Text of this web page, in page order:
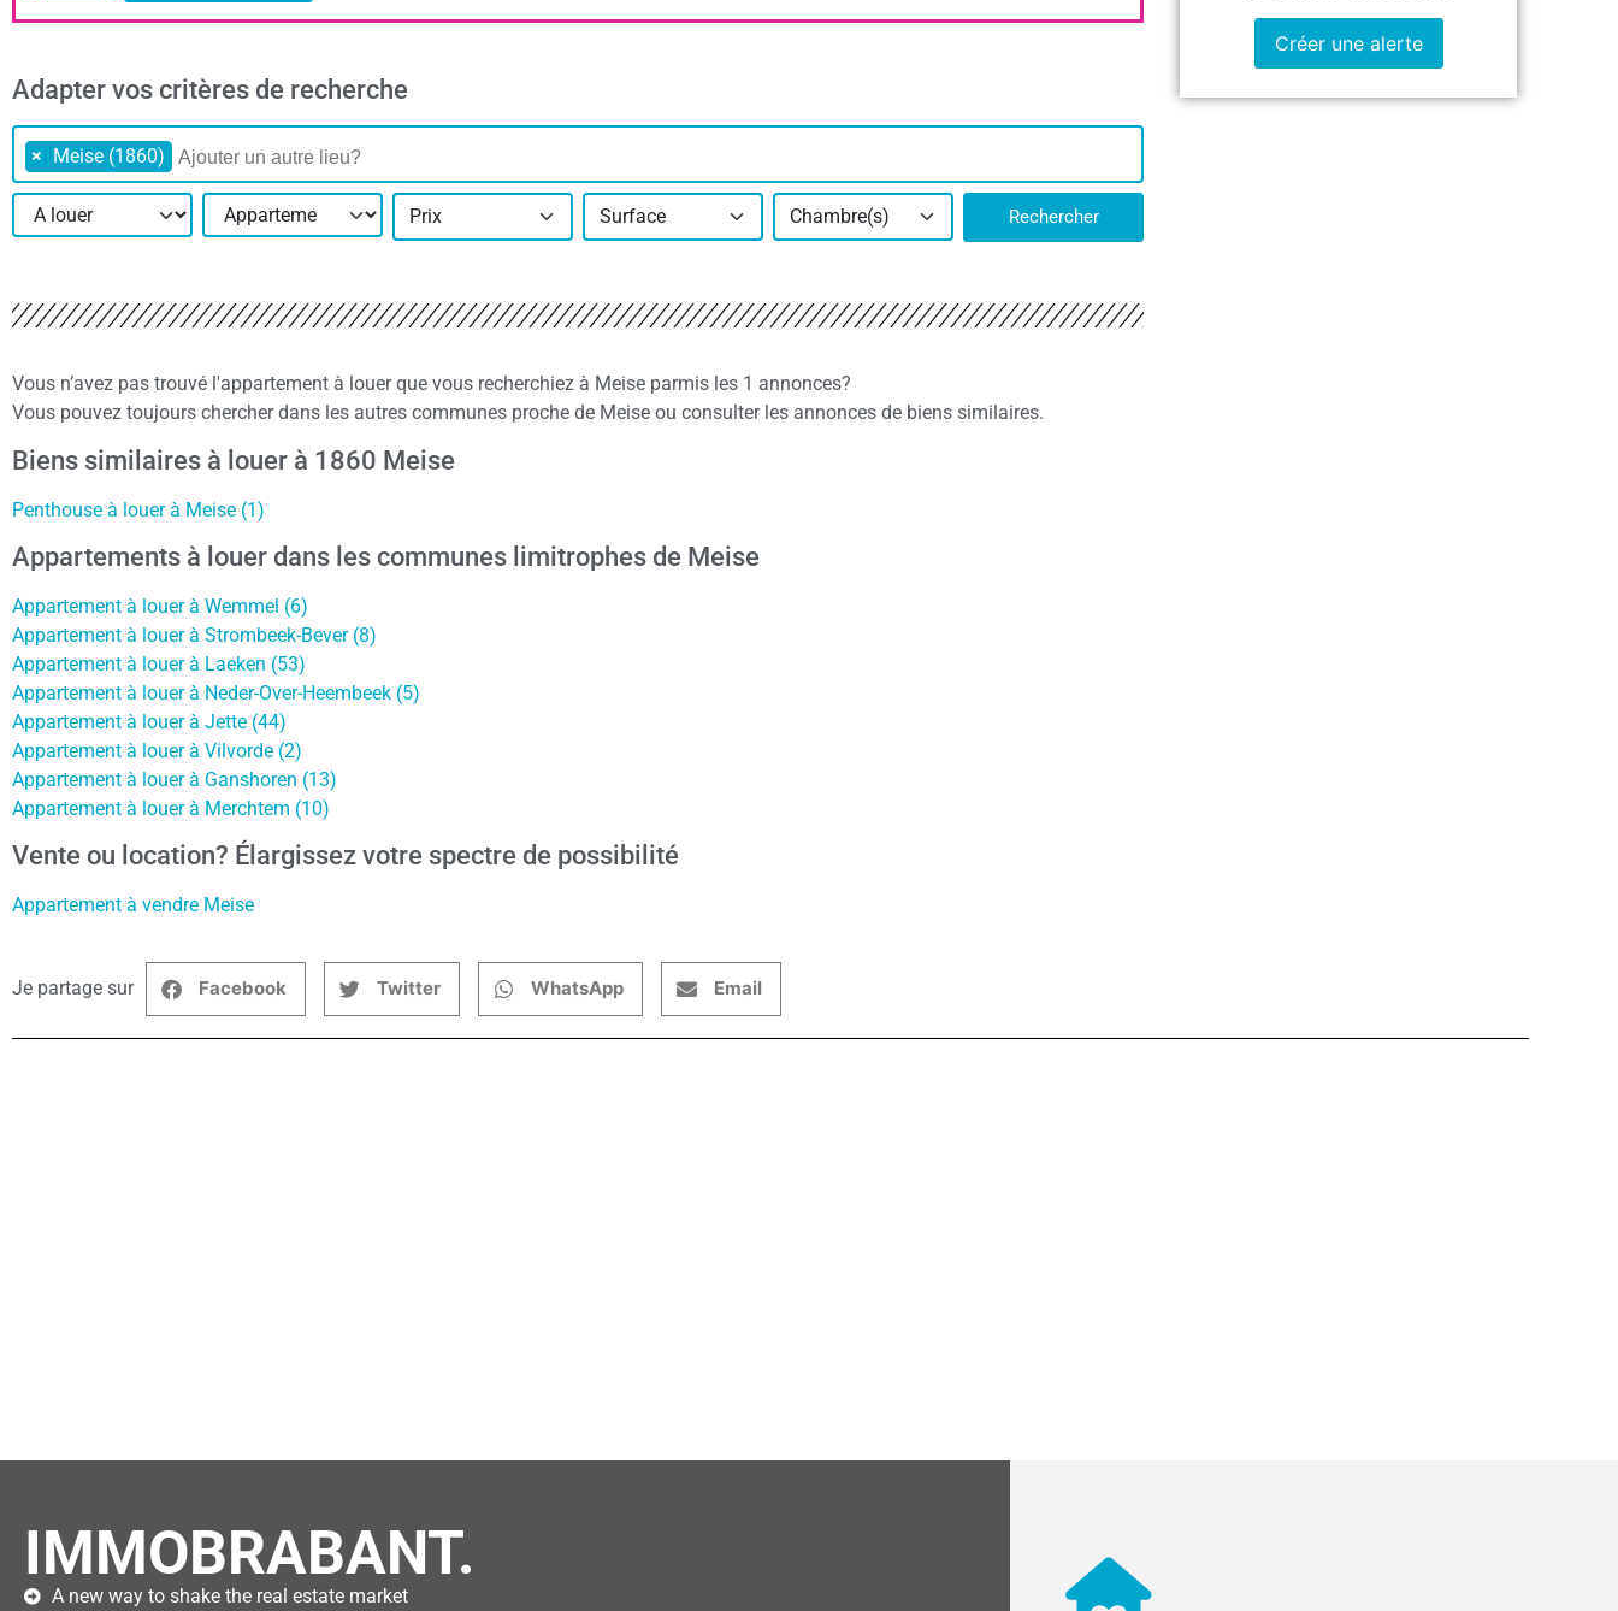
Adapter vos critères de recherche
× Meise (1860)
Prix Surface Chambre(s) Rechercher
Vous n’avez pas trouvé l'appartement à louer que vous recherchiez à Meise parmis les 1 annonces?
Vous pouvez toujours chercher dans les autres communes proche de Meise ou consulter les annonces de biens similaires.
Biens similaires à louer à 1860 Meise
Penthouse à louer à Meise (1)
Appartements à louer dans les communes limitrophes de Meise
Appartement à louer à Wemmel (6)
Appartement à louer à Strombeek-Bever (8)
Appartement à louer à Laeken (53)
Appartement à louer à Neder-Over-Heembeek (5)
Appartement à louer à Jette (44)
Appartement à louer à Vilvorde (2)
Appartement à louer à Ganshoren (13)
Appartement à louer à Merchtem (10)
Vente ou location? Élargissez votre spectre de possibilité
Appartement à vendre Meise
Créer une alerte
Je partage sur Facebook Twitter WhatsApp Email
IMMOBRABANT.
A new way to shake the real estate market